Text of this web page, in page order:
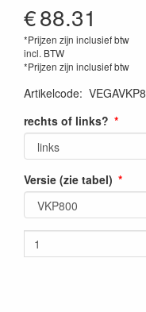
€88.31
*Prijzen zijn inclusief btw
incl. BTW
*Prijzen zijn inclusief btw
Artikelcode: VEGAVKP8
rechts of links?
Versie (zie tabel)